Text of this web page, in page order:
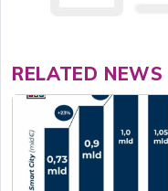
RELATED NEWS